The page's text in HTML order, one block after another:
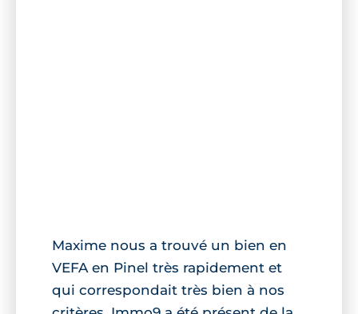
Maxime nous a trouvé un bien en
VEFA en Pinel très rapidement et
qui correspondait très bien à nos